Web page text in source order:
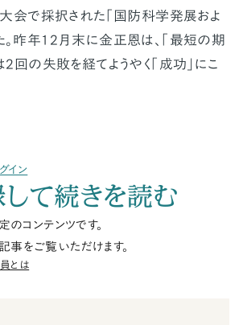
で採択された「国防科学発展およ
昨年12月末に金正恩は、「最短の期
回の失敗を経てようやく「成功」にこ
イン
て続きを読む
のコンテンツです。
事をご覧いただけます。
とは